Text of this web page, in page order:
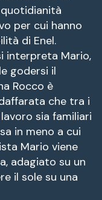
per cui hanno
di Enel.
interpreta Mario,
godersi il
Rocco è
che tra i
sia familiari
in meno a cui
Mario viene
adagiato su un
il sole su una